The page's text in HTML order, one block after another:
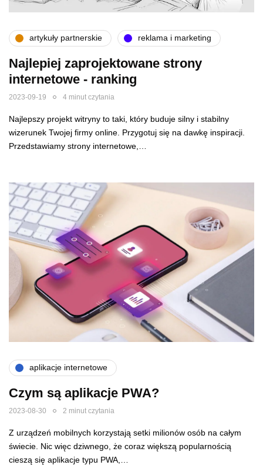
artykuły partnerskie reklama i marketing
Najlepiej zaprojektowane strony
internetowe - ranking
2023-09-19 4 minut czytania
Najlepszy projekt witryny to taki, który buduje silny i stabilny
wizerunek Twojej firmy online. Przygotuj się na dawkę inspiracji.
Przedstawiamy strony internetowe,…
aplikacje internetowe
Czym są aplikacje PWA?
2023-08-30 2 minut czytania
Z urządzeń mobilnych korzystają setki milionów osób na całym
świecie. Nic więc dziwnego, że coraz większą popularnością
cieszą się aplikacje typu PWA,…